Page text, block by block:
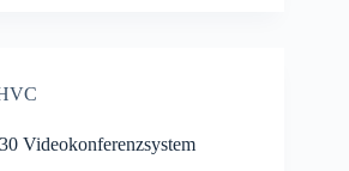
Videokonferenzsystem